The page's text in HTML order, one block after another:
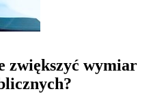
zwiększyć wymiar